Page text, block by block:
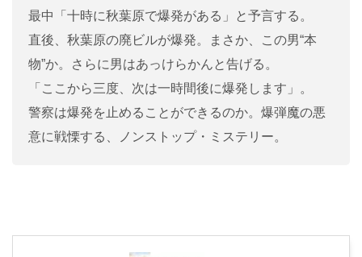
最中「十時に秋葉原で爆発がある」と予言する。
直後、秋葉原の廃ビルが爆発。まさか、この男“本
物”か。さらに男はあっけらかんと告げる。
「ここから三度、次は一時間後に爆発します」。
警察は爆発を止めることができるのか。爆弾魔の悪
意に戦慄する、ノンストップ・ミステリー。